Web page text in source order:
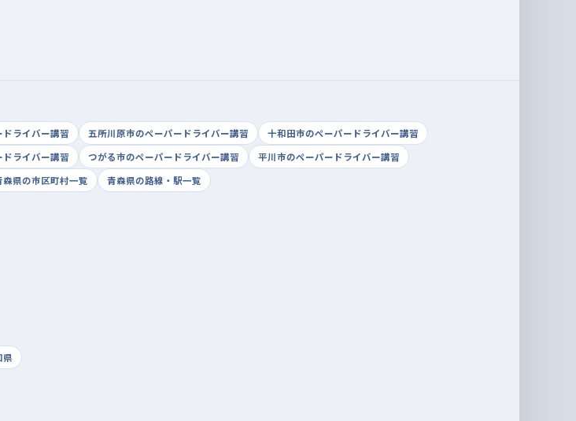
ライバー講習 五所川原市のペーパードライバー講習
十和田市のペーパードライバー講習
ライバー講習 つがる市のペーパードライバー講習
平川市のペーパードライバー講習
森県の市区町村一覧 青森県の路線・駅一覧
県